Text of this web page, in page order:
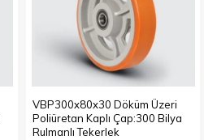
VBP300x80x30 Döküm Üzeri
Poliüretan Kaplı Çap:300 Bilya
Rulmanlı Tekerlek